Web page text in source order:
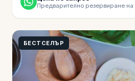
Предварително резервиране
БЕСТСЕЛЪР